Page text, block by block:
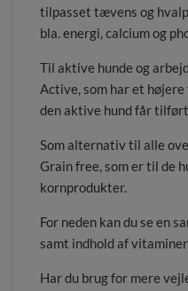
tilpasset tævens og
bla. energi, calcium og
Til aktive hunde og
Active, som har et
den aktive hund får
Som alternativ til alle
Grain free, som er til de
kornprodukter.
For neden kan du se en
samt indhold af
Har du brug for mere